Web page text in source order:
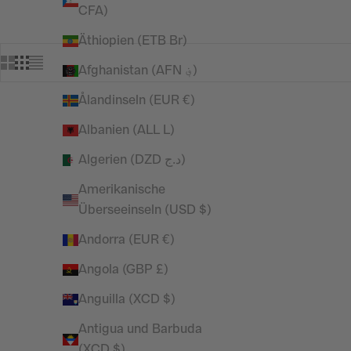
CFA)
Äthiopien (ETB Br)
Afghanistan (AFN ؋)
Ålandinseln (EUR €)
Albanien (ALL L)
Algerien (DZD د.ج)
Amerikanische
Überseeinseln (USD $)
Andorra (EUR €)
Angola (GBP £)
Anguilla (XCD $)
Antigua und Barbuda
SPARE 50%